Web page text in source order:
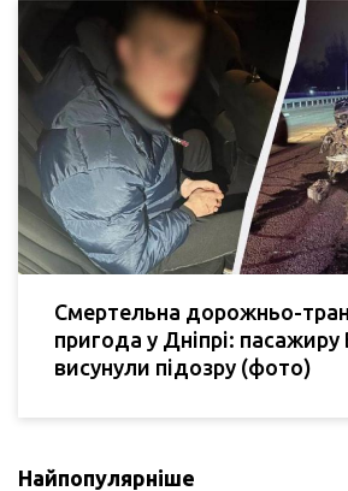
Смертельна дорожньо-
пригода у Дніпрі: пасажиру
висунули підозру (фото)
Найпопулярніше